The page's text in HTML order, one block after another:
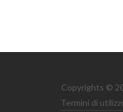
Copyrights ©
Termini di